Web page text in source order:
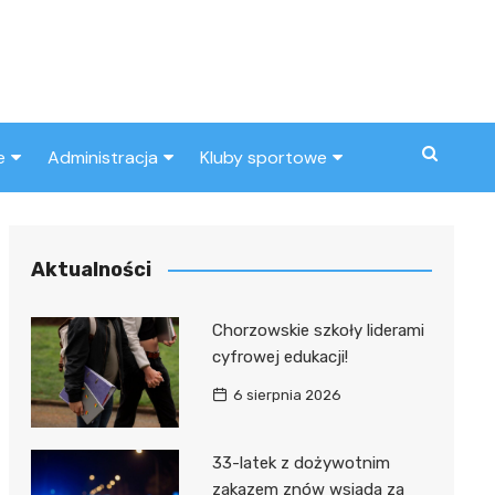
Administracja
Urząd miasta
Kluby sportowe
Aktualności
Chorzowskie szkoły liderami
cyfrowej edukacji!
6 sierpnia 2026
33-latek z dożywotnim
zakazem znów wsiada za